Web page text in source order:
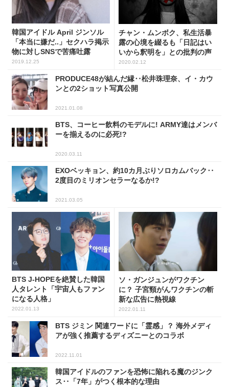
韓国アイドル April ジンソル
「本当に嫌だ..」セクハラ掲示
物に対しSNSで苦痛吐露
2019.12.25
チャン・ムンボク、私生活暴
露の心境を綴るも「日記はい
いから釈明を」との批判の声
2020.02.12
PRODUCE48が結んだ縁‥松井珠理奈、イ・カウ
ンとの2ショット写真公開
2021.01.08
BTS、コーヒー飲料のモデルに! ARMY達はメンバ
ーを揃えるのに必死!?
2020.03.11
EXOベッキョン、約10カ月ぶりソロカムバック‥
2度目のミリオンセラーなるか!?
2021.03.05
BTS J-HOPEを絶賛した韓国
人タレント「宇宙人もファン
になる人格」
2022.01.13
ソ・ガンジュンがワクチン
に？ 子宮頸がんワクチンの斬
新な広告に熱視線
2022.01.11
BTS ジミン 関連ワードに「霊感」？ 海外メディ
アが強く推薦するディズニーとのコラボ
2022.11.01
韓国アイドルのファンを恐怖に陥れる魔のジンク
ス‥「7年」がつく根本的な理由